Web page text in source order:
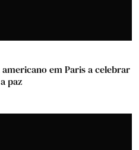
em Paris a celebrar
paz